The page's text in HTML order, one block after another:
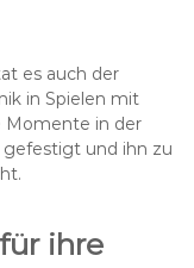
es auch der
in Spielen mit
Momente in der
gefestigt und ihn zu
ihre